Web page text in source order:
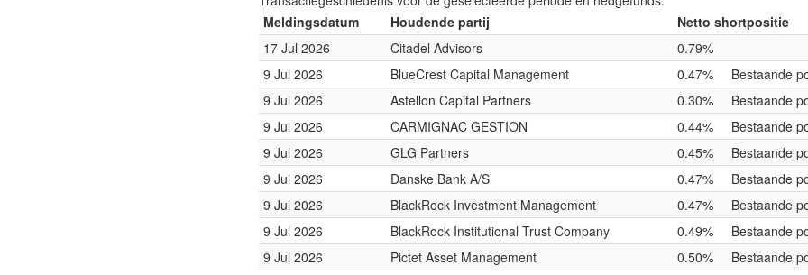
Meldingsdatum
Houdende partij
Netto shortpositie
17 Jul 2026
Citadel Advisors
0.79%
9 Jul 2026
BlueCrest Capital Management 0.47%
Bestaande
9 Jul 2026
Astellon Capital Partners 0.30%
Bestaande
9 Jul 2026
CARMIGNAC GESTION 0.44%
Bestaande
9 Jul 2026
GLG Partners 0.45%
Bestaande
9 Jul 2026
Danske Bank A/S 0.47%
Bestaande
9 Jul 2026
BlackRock Investment Management 0.47%
Bestaande
9 Jul 2026
BlackRock Institutional Trust Company 0.49%
Bestaande
9 Jul 2026
Pictet Asset Management 0.50%
Bestaande